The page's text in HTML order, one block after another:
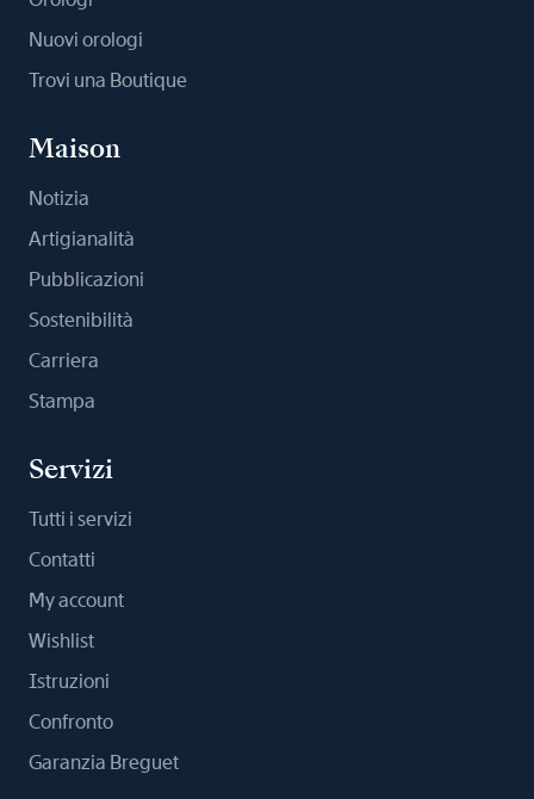
Nuovi orologi
Trovi una Boutique
Maison
Notizia
Artigianalità
Pubblicazioni
Sostenibilità
Carriera
Stampa
Servizi
Tutti i servizi
Contatti
My account
Wishlist
Istruzioni
Confronto
Garanzia Breguet